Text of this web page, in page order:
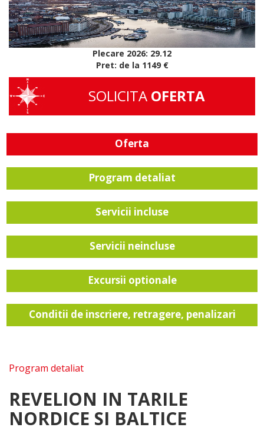
Plecare 2026: 29.12
Pret: de la 1149 €
SOLICITA OFERTA
Oferta
Program detaliat
Servicii incluse
Servicii neincluse
Excursii optionale
Conditii de inscriere, retragere, penalizari
Program detaliat
REVELION IN TARILE
NORDICE SI BALTICE